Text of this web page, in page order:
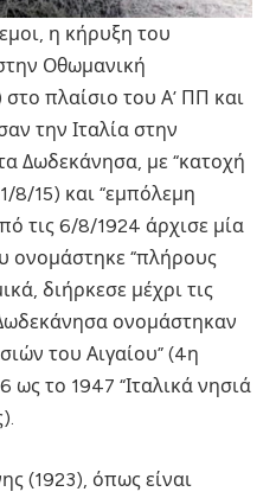
η κήρυξη του
Οθωμανική
πλαίσιο του Α’ ΠΠ και
την Ιταλία στην
Δωδεκάνησα, με “κατοχή
8/15) και “εμπόλεμη
τις 6/8/1924 άρχισε μία
ονομάστηκε “πλήρους
διήρκεσε μέχρι τις
ονομάστηκαν
του Αιγαίου” (4η
ως το 1947 “Ιταλικά νησιά
(1923), όπως είναι